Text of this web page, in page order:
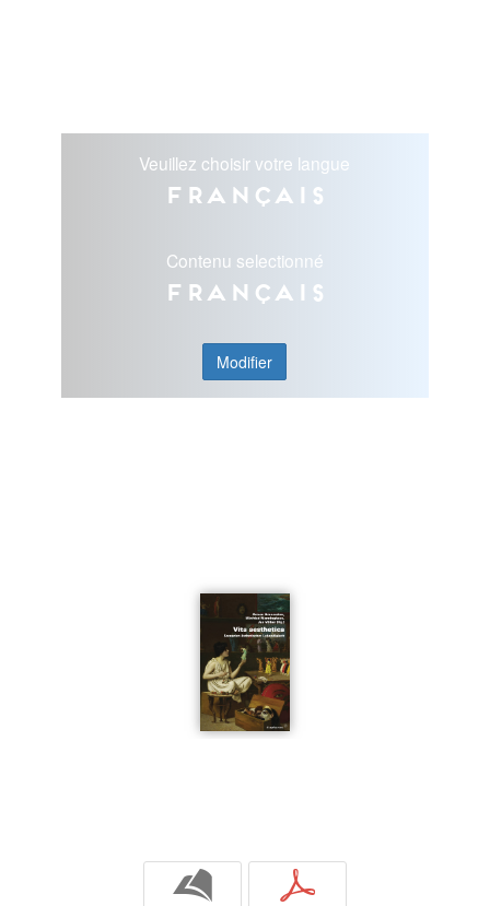
Veuillez choisir votre langue
Français
Contenu selectionné
Français
Modifier
b p